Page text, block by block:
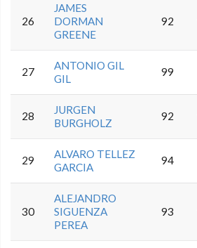
26
JAMES
DORMAN
GREENE
92
27
ANTONIO GIL
GIL
99
28
JURGEN
BURGHOLZ
92
29
ALVARO TELLEZ
GARCIA
94
30
ALEJANDRO
SIGUENZA
PEREA
93